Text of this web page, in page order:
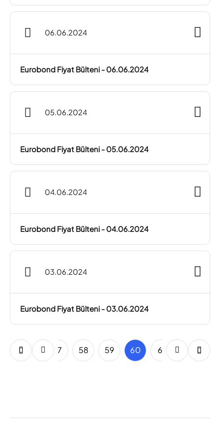
06.06.2024
Eurobond Fiyat Bülteni - 06.06.2024
05.06.2024
Eurobond Fiyat Bülteni - 05.06.2024
04.06.2024
Eurobond Fiyat Bülteni - 04.06.2024
03.06.2024
Eurobond Fiyat Bülteni - 03.06.2024
55 56 57 58 59 60 61 62 63